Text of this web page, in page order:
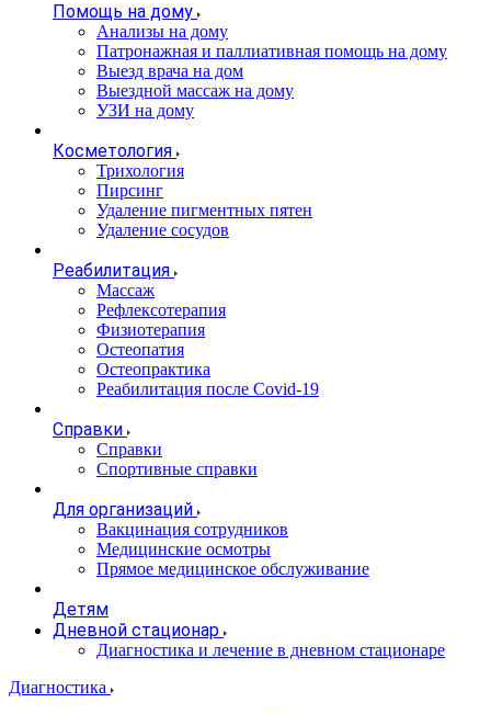
Помощь на дому
Анализы на дому
Патронажная и паллиативная помощь на дому
Выезд врача на дом
Выездной массаж на дому
УЗИ на дому
Косметология
Трихология
Пирсинг
Удаление пигментных пятен
Удаление сосудов
Реабилитация
Массаж
Рефлексотерапия
Физиотерапия
Остеопатия
Остеопрактика
Реабилитация после Covid-19
Справки
Справки
Спортивные справки
Для организаций
Вакцинация сотрудников
Медицинские осмотры
Прямое медицинское обслуживание
Детям
Дневной стационар
Диагностика и лечение в дневном стационаре
Диагностика